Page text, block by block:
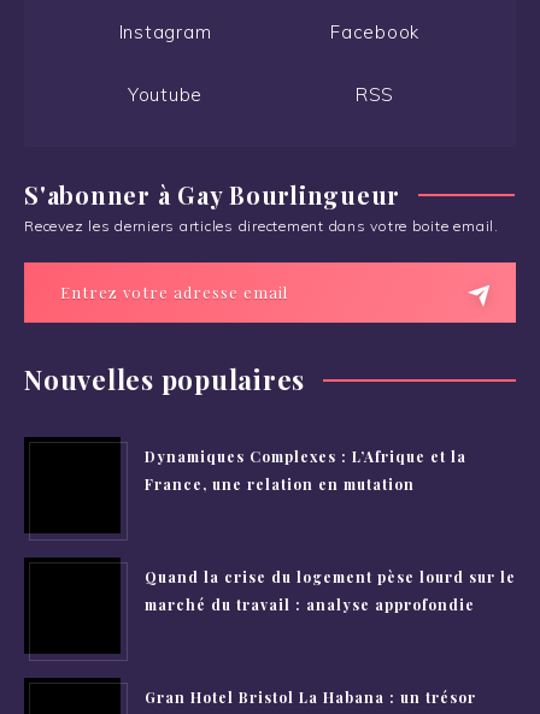
Instagram Facebook
Youtube RSS
S'abonner à Gay Bourlingueur
Recevez les derniers articles directement dans votre boite email.
Nouvelles populaires
Dynamiques Complexes : L’Afrique et la
France, une relation en mutation
Quand la crise du logement pèse lourd sur le
marché du travail : analyse approfondie
Gran Hotel Bristol La Habana : un trésor